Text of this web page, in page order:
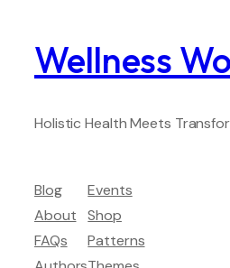
Wellness
Holistic Health Meets
Blog
About
FAQs
Events
Shop
Patterns